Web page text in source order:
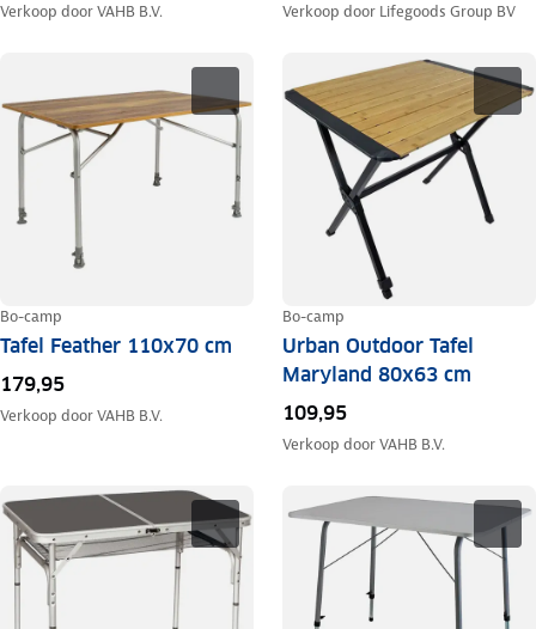
Verkoop doorVAHB B.V. Verkoop door Lifegoods Group BV
Bo-camp
Tafel Feather 110x70 cm
179,95
Verkoop doorVAHB B.V.
Bo-camp
Urban Outdoor Tafel
Maryland 80x63 cm
109,95
Verkoop doorVAHB B.V.